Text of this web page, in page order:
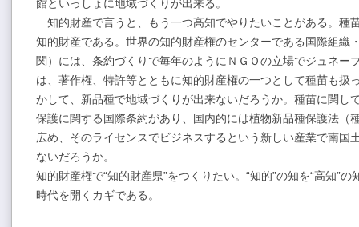
館といっしょに地域づくりが出来る。
知的財産で言うと、もう一つ高知でやりたいことがある。種
知的財産である。世界の知的財産権のセンターである国際組織
関）には、条約づくりで毎年のようにＮＧＯの立場でジュネー
は、著作権、特許等とともに知的財産権の一つとして種苗も扱
かして、新品種で地域づくりが出来ないだろうか。種苗に関し
保護に関する国際条約があり、国内的には植物新品種保護法（
広め、そのライセンスでビジネスするという新しい産業で南国
ないだろうか。
知的財産権で“知的財産県”をつくりたい。“知的”の知を“高知”
時代を開くカギである。